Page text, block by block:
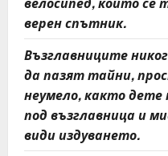
верен спътник.
Възглавниците
да пазят тайни,
неумело, както
под възглавница и
види издуването.